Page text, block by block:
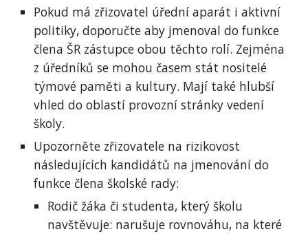
Pokud má zřizovatel úřední aparát i aktivní
politiky, doporučte aby jmenoval do funkce
člena ŠR zástupce obou těchto rolí. Zejména
z úředníků se mohou časem stát nositelé
týmové paměti a kultury. Mají také hlubší
vhled do oblastí provozní stránky vedení
školy.
Upozorněte zřizovatele na rizikovost
následujících kandidátů na jmenování do
funkce člena školské rady:
Rodič žáka či studenta, který školu
navštěvuje: narušuje rovnováhu, na které